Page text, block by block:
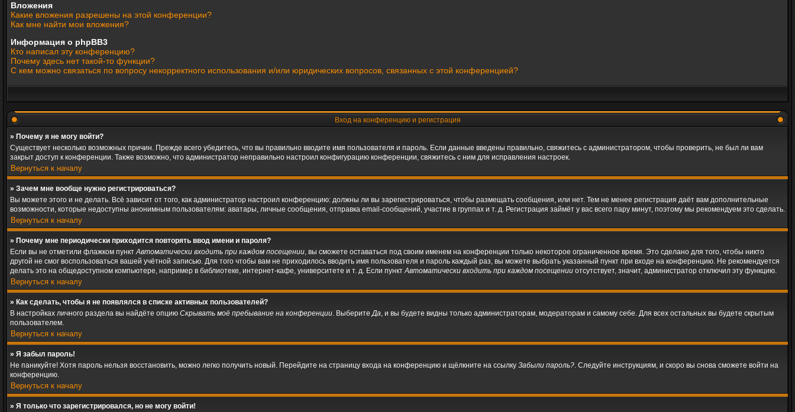
Вложения
Какие вложения разрешены на этой конференции?
Как мне найти мои вложения?
Информация о phpBB3
Кто написал эту конференцию?
Почему здесь нет такой-то функции?
С кем можно связаться по вопросу некорректного использования и/или юридических вопросов, связанных с этой конференцией?
Вход на конференцию и регистрация
» Почему я не могу войти?
Существует несколько возможных причин. Прежде всего убедитесь, что вы правильно вводите имя пользователя и пароль. Если данные введены правильно, свяжитесь с администратором, чтобы проверить, не был ли вам
закрыт доступ к конференции. Также возможно, что администратор неправильно настроил конфигурацию конференции, свяжитесь с ним для исправления настроек.
Вернуться к началу
» Зачем мне вообще нужно регистрироваться?
Вы можете этого и не делать. Всё зависит от того, как администратор настроил конференцию: должны ли вы зарегистрироваться, чтобы размещать сообщения, или нет. Тем не менее регистрация даёт вам дополнительные
возможности, которые недоступны анонимным пользователям: аватары, личные сообщения, отправка email-сообщений, участие в группах и т. д. Регистрация займёт у вас всего пару минут, поэтому мы рекомендуем это сделать.
Вернуться к началу
» Почему мне периодически приходится повторять ввод имени и пароля?
Если вы не отметили флажком пунктАвтоматически входить при каждом посещении, вы сможете оставаться под своим именем на конференции только некоторое ограниченное время. Это сделано для того, чтобы никто
другой не смог воспользоваться вашей учётной записью. Для того чтобы вам не приходилось вводить имя пользователя и пароль каждый раз, вы можете выбрать указанный пункт при входе на конференцию. Не рекомендуется
делать это на общедоступном компьютере, например в библиотеке, интернет-кафе, университете и т. д. Если пунктАвтоматически входить при каждом посещении отсутствует, значит, администратор отключил эту функцию.
Вернуться к началу
» Как сделать, чтобы я не появлялся в списке активных пользователей?
В настройках личного раздела вы найдёте опцию Скрывать моё пребывание на конференции. ВыберитеДа, и вы будете видны только администраторам, модераторам и самому себе. Для всех остальных вы будете скрытым
пользователем.
Вернуться к началу
» Я забыл пароль!
Не паникуйте! Хотя пароль нельзя восстановить, можно легко получить новый. Перейдите на страницу входа на конференцию и щёлкните на ссылку Забыли пароль?. Следуйте инструкциям, и скоро вы снова сможете войти на
конференцию.
Вернуться к началу
» Я только что зарегистрировался, но не могу войти!